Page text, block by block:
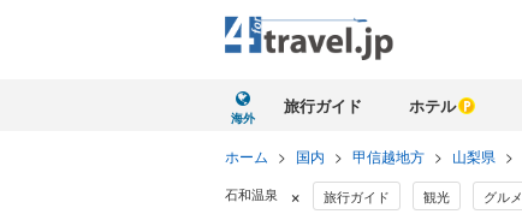
海外
旅行ガイド ホテル
ホーム > 国内 > 甲信越地方 > 山梨県 >
石和温泉 × 旅行ガイド 観光 グルメ